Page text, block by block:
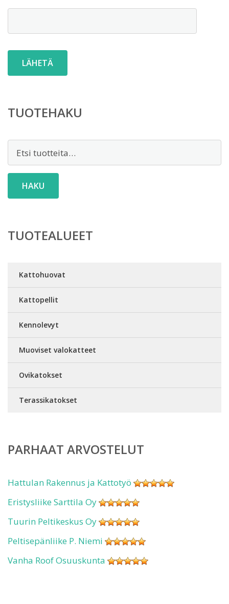
TUOTEHAKU
HAKU
TUOTEALUEET
Kattohuovat
Kattopellit
Kennolevyt
Muoviset valokatteet
Ovikatokset
Terassikatokset
PARHAAT ARVOSTELUT
Hattulan Rakennus ja Kattotyö
Eristysliike Sarttila Oy
Tuurin Peltikeskus Oy
Peltisepänliike P. Niemi
Vanha Roof Osuuskunta